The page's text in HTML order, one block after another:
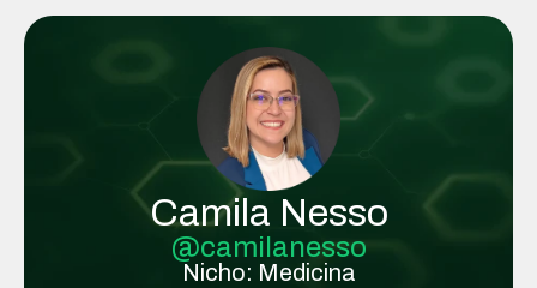
Camila Nesso
@camilanesso
Nicho: Medicina